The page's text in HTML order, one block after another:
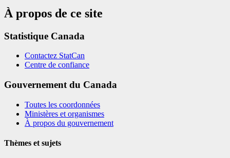
À propos de ce site
Statistique Canada
Contactez StatCan
Centre de confiance
Gouvernement du Canada
Toutes les coordonnées
Ministères et organismes
À propos du gouvernement
Thèmes et sujets